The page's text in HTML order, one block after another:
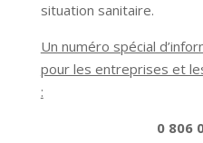
situation sanitaire.
Un numéro spécial
pour les entreprises et
:
0 806